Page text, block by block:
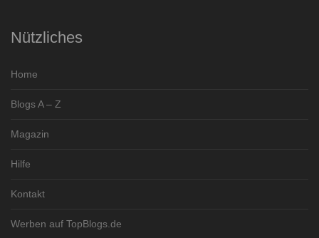
Nützliches
Home
Blogs A – Z
Magazin
Hilfe
Kontakt
Werben auf TopBlogs.de